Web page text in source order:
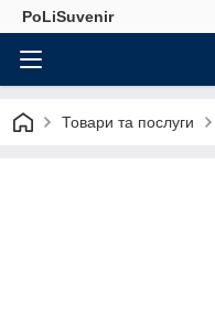
PoLiSuvenir
Товари та послуги